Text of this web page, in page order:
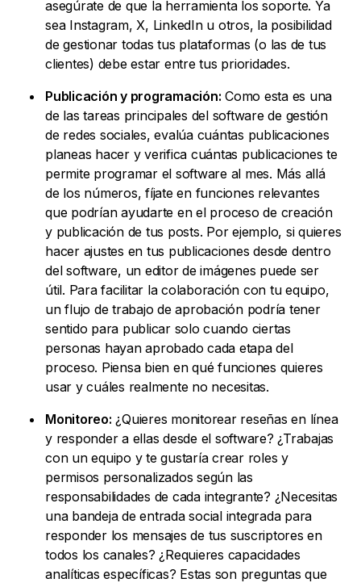
asegúrate de que la herramienta los soporte. Ya
sea Instagram, X, LinkedIn u otros, la posibilidad
de gestionar todas tus plataformas (o las de tus
clientes) debe estar entre tus prioridades.
Publicación y programación: Como esta es una
de las tareas principales del software de gestión
de redes sociales, evalúa cuántas publicaciones
planeas hacer y verifica cuántas publicaciones te
permite programar el software al mes. Más allá
de los números, fíjate en funciones relevantes
que podrían ayudarte en el proceso de creación
y publicación de tus posts. Por ejemplo, si quieres
hacer ajustes en tus publicaciones desde dentro
del software, un editor de imágenes puede ser
útil. Para facilitar la colaboración con tu equipo,
un flujo de trabajo de aprobación podría tener
sentido para publicar solo cuando ciertas
personas hayan aprobado cada etapa del
proceso. Piensa bien en qué funciones quieres
usar y cuáles realmente no necesitas.
Monitoreo: ¿Quieres monitorear reseñas en línea
y responder a ellas desde el software? ¿Trabajas
con un equipo y te gustaría crear roles y
permisos personalizados según las
responsabilidades de cada integrante? ¿Necesitas
una bandeja de entrada social integrada para
responder los mensajes de tus suscriptores en
todos los canales? ¿Requieres capacidades
analíticas específicas? Estas son preguntas que